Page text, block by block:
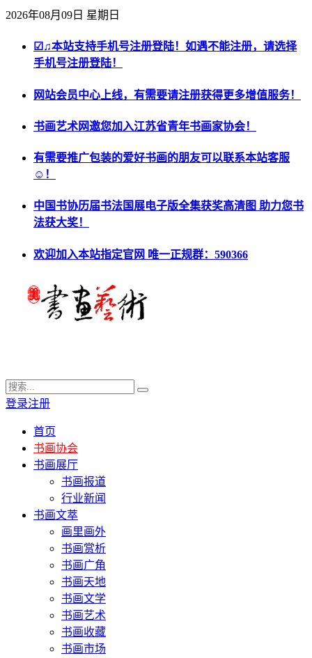
2026年08月09日 星期日
☑♫本站支持手机号注册登陆！如遇不能注册，请选择
手机号注册登陆！
网站会员中心上线，有需要请注册获得更多增值服务！
书画艺术网邀您加入江苏省青年书画家协会！
有需要推广包装的爱好书画的朋友可以联系本站客服
☺！
中国书协历届书法国展电子版全集获奖高清图 助力您书
法获大奖！
欢迎加入本站指定官网 唯一正规群：590366
登录注册
首页
书画协会
书画展厅
书画报道
行业新闻
书画文萃
画里画外
书画赏析
书画广角
书画天地
书画文学
书画艺术
书画收藏
书画市场